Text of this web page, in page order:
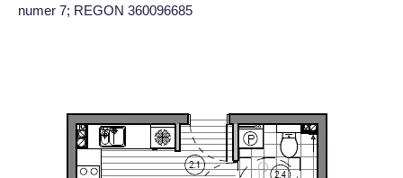
numer 7; REGON 360096685